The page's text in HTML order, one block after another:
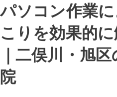
パソコン作業
こりを効果的
｜二俣川・旭
院